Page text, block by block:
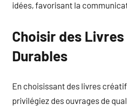
idées, favorisant la
Choisir des
Durables
En choisissant des livres
privilégiez des ouvrages de